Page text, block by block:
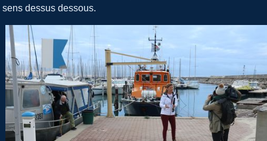
sens dessus dessous.